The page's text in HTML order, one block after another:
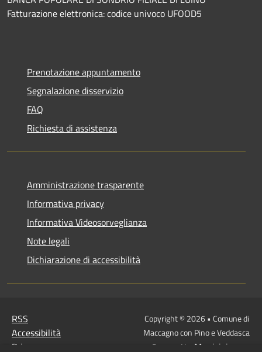
Fatturazione elettronica: codice univoco UFOOD5
Prenotazione appuntamento
Segnalazione disservizio
FAQ
Richiesta di assistenza
Amministrazione trasparente
Informativa privacy
Informativa Videosorveglianza
Note legali
Dichiarazione di accessibilità
RSS
Accessibilità
Privacy
Copyright © 2026 • Comune di
Maccagno con Pino e Veddasca
• Powered by Municipium